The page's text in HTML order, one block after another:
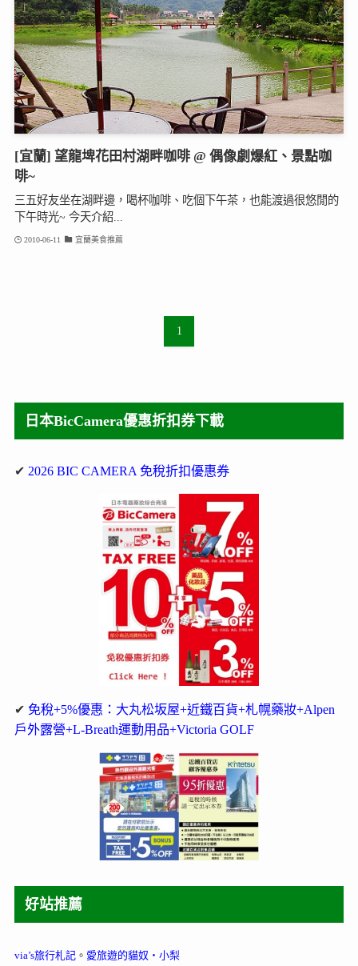
[宜蘭] 望龍埤花田村湖畔咖啡 @ 偶像劇爆紅、景點咖
啡~
三五好友坐在湖畔邊，喝杯咖啡、吃個下午茶，也能渡過很悠閒的
下午時光~ 今天介紹...
2010-06-11 宜蘭美食推薦
1
日本BicCamera優惠折扣券下載
✔ 2026 BIC CAMERA 免稅折扣優惠券
✔ 免稅+5%優惠：大丸松坂屋+近鐵百貨+札幌藥妝+Alpen
戶外露營+L-Breath運動用品+Victoria GOLF
好站推薦
via’s旅行札記。 愛旅遊的貓奴‧小梨